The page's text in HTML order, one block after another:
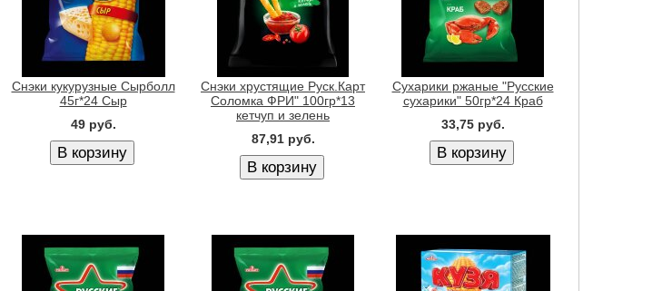
Снэки кукурузные Сырболл
45г*24 Сыр
49 руб.
Снэки хрустящие Руск.Карт
Соломка ФРИ" 100гр*13
кетчуп и зелень
87,91 руб.
Сухарики ржаные "Русские
сухарики" 50гр*24 Краб
33,75 руб.